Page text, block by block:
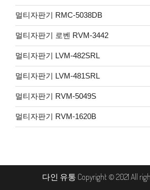
멀티자판기 RMC-5038DB
멀티자판기 로벤 RVM-3442
멀티자판기 LVM-482SRL
멀티자판기 LVM-481SRL
멀티자판기 RVM-5049S
멀티자판기 RVM-1620B
다인 유통 Copyright © 2021 All